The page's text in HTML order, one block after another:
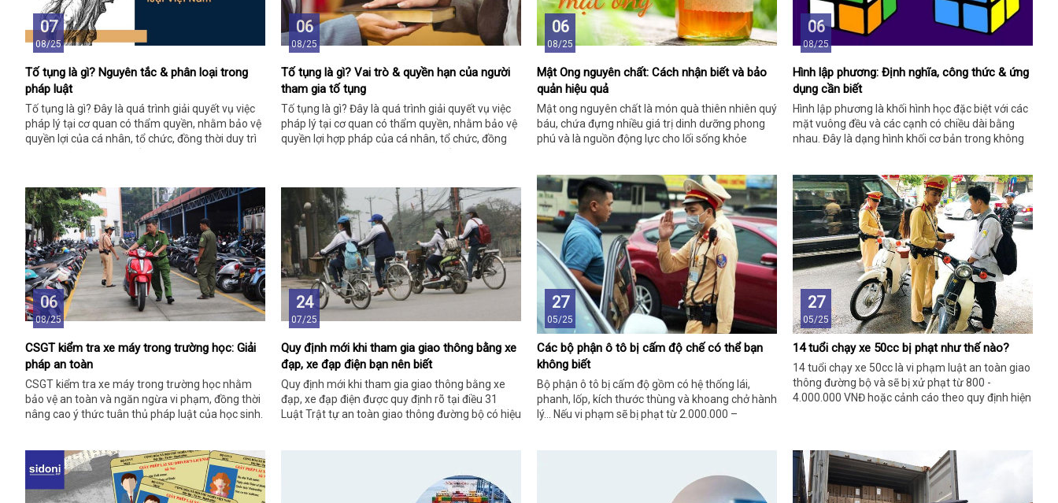
07
08/25
Tố tụng là gì? Nguyên tắc & phân loại trong
pháp luật
Tố tụng là gì? Đây là quá trình giải quyết vụ việc
pháp lý tại cơ quan có thẩm quyền, nhằm bảo vệ
quyền lợi của cá nhân, tổ chức, đồng thời duy trì
06
08/25
Tố tụng là gì? Vai trò & quyền hạn của người
tham gia tố tụng
Tố tụng là gì? Đây là quá trình giải quyết vụ việc
pháp lý tại cơ quan có thẩm quyền, nhằm bảo vệ
quyền lợi hợp pháp của cá nhân, tổ chức, đồng
06
08/25
Mật Ong nguyên chất: Cách nhận biết và bảo
quản hiệu quả
Mật ong nguyên chất là món quà thiên nhiên quý
báu, chứa đựng nhiều giá trị dinh dưỡng phong
phú và là nguồn động lực cho lối sống khỏe
06
08/25
Hình lập phương: Định nghĩa, công thức & ứng
dụng cần biết
Hình lập phương là khối hình học đặc biệt với các
mặt vuông đều và các cạnh có chiều dài bằng
nhau. Đây là dạng hình khối cơ bản trong không
06
08/25
CSGT kiểm tra xe máy trong trường học: Giải
pháp an toàn
CSGT kiểm tra xe máy trong trường học nhằm
bảo vệ an toàn và ngăn ngừa vi phạm, đồng thời
nâng cao ý thức tuân thủ pháp luật của học sinh.
24
07/25
Quy định mới khi tham gia giao thông bằng xe
đạp, xe đạp điện bạn nên biết
Quy định mới khi tham gia giao thông bằng xe
đạp, xe đạp điện được quy định rõ tại điều 31
Luật Trật tự an toàn giao thông đường bộ có hiệu
27
05/25
Các bộ phận ô tô bị cấm độ chế có thể bạn
không biết
Bộ phận ô tô bị cấm độ gồm có hệ thống lái,
phanh, lốp, kích thước thùng và khoang chở hành
lý... Nếu vi phạm sẽ bị phạt từ 2.000.000 –
27
05/25
14 tuổi chạy xe 50cc bị phạt như thế nào?
14 tuổi chạy xe 50cc là vi phạm luật an toàn giao
thông đường bộ và sẽ bị xử phạt từ 800 -
4.000.000 VNĐ hoặc cảnh cáo theo quy định hiện